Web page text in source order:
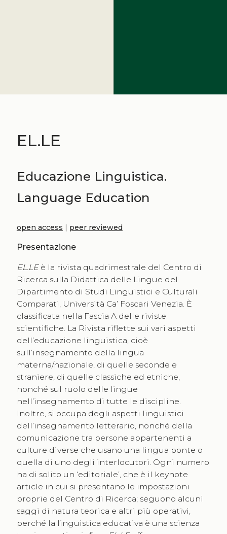
EL.LE
Educazione Linguistica.
Language Education
open access | peer reviewed
Presentazione
EL.LEè la rivista quadrimestrale del Centro di
Ricerca sulla Didattica delle Lingue del
Dipartimento di Studi Linguistici e Culturali
Comparati, Università Ca’ Foscari Venezia. È
classificata nella Fascia A delle riviste
scientifiche. La Rivista riflette sui vari aspetti
dell’educazione linguistica, cioè
sull’insegnamento della lingua
materna/nazionale, di quelle seconde e
straniere, di quelle classiche ed etniche,
nonché sul ruolo delle lingue
nell’insegnamento di tutte le discipline.
Inoltre, si occupa degli aspetti linguistici
dell’insegnamento letterario, nonché della
comunicazione tra persone appartenenti a
culture diverse che usano una lingua ponte o
quella di uno degli interlocutori. Ogni numero
ha di solito un ‘editoriale’, che è il keynote
article in cui si presentano le impostazioni
proprie del Centro di Ricerca; seguono alcuni
saggi di natura teorica e altri più operativi,
perché la linguistica educativa è una scienza